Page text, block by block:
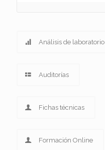
Análisis de laboratorio
Auditorías
Fichas técnicas
Formación Online